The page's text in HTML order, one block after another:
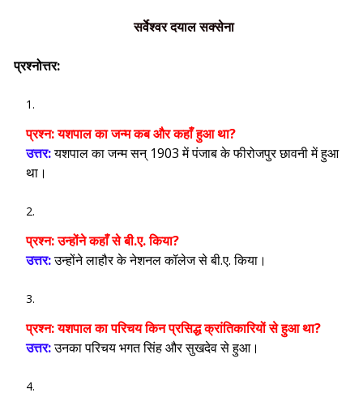
सर्वेश्वर दयाल सक्सेना
प्रश्नोत्तर:
प्रश्न:यशपाल का जन्म कब और कहाँ हुआ था?
उत्तर:यशपाल का जन्म सन् 1903 में पंजाब के फीरोजपुर छावनी में हुआ
था।
प्रश्न:उन्होंने कहाँ से बी.ए. किया?
उत्तर:उन्होंने लाहौर के नेशनल कॉलेज से बी.ए. किया।
प्रश्न:यशपाल का परिचय किन प्रसिद्ध क्रांतिकारियों से हुआ था?
उत्तर:उनका परिचय भगत सिंह और सुखदेव से हुआ।